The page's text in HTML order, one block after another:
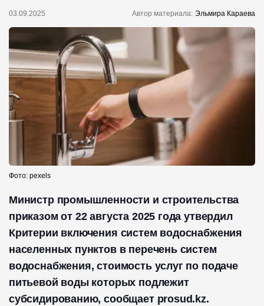
03.09.2025 Автор материала: Эльмира Караева
Фото: pexels
Министр промышленности и строительства
приказом от 22 августа 2025 года утвердил
Критерии включения систем водоснабжения
населенных пунктов в перечень систем
водоснабжения, стоимость услуг по подаче
питьевой воды которых подлежит
субсидированию, сообщает prosud.kz.